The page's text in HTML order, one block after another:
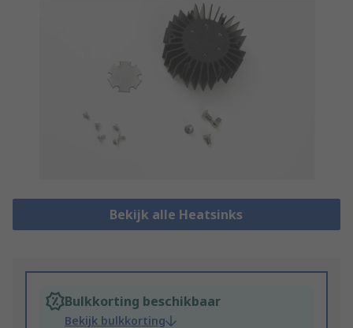
Bekijk alle Heatsinks
Bulkkorting beschikbaar
Bekijk bulkkorting